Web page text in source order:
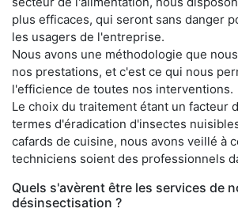
plus efficaces, qui seront sans danger
les usagers de l'entreprise.
Nous avons une méthodologie que
nos prestations, et c'est ce qui nous
l'efficience de toutes nos interventions.
Le choix du traitement étant un facteur
termes d'éradication d'insectes
cafards de cuisine, nous avons veillé à
techniciens soient des professionnels
Quels s'avèrent être les services de
désinsectisation ?